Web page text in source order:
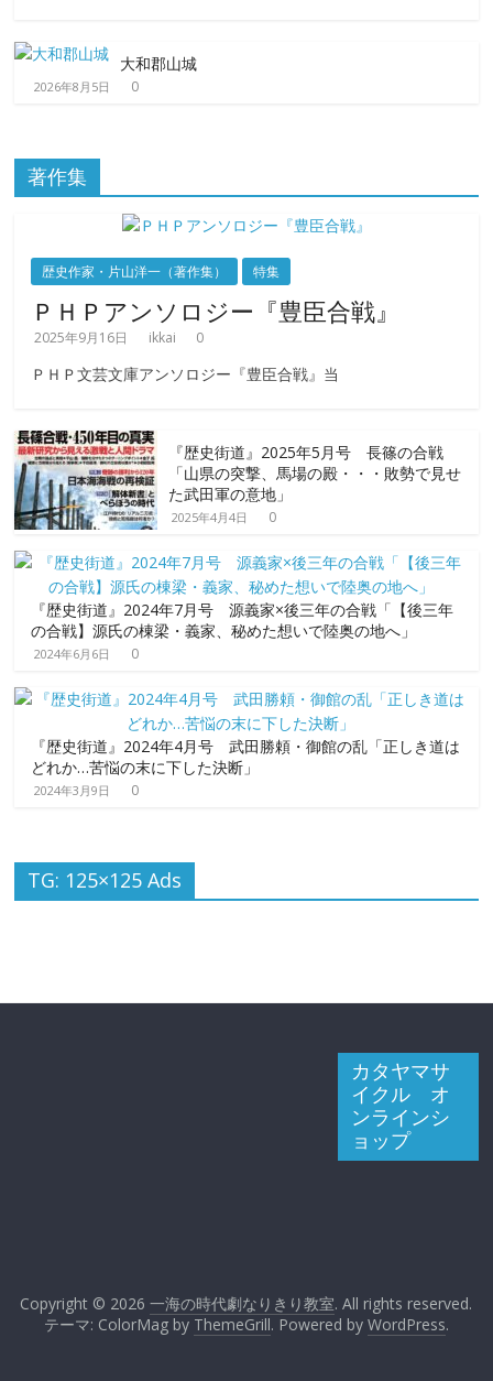
大和郡山城
2026年8月5日 0
著作集
歴史作家・片山洋一（著作集） 特集
ＰＨＰアンソロジー『豊臣合戦』
2025年9月16日 ikkai 0
ＰＨＰ文芸文庫アンソロジー『豊臣合戦』当
『歴史街道』2025年5月号 長篠の合戦
「山県の突撃、馬場の殿・・・敗勢で見せ
た武田軍の意地」
2025年4月4日 0
『歴史街道』2024年7月号 源義家×後三年の合戦「【後三年
の合戦】源氏の棟梁・義家、秘めた想いで陸奥の地へ」
2024年6月6日 0
『歴史街道』2024年4月号 武田勝頼・御館の乱「正しき道は
どれか…苦悩の末に下した決断」
2024年3月9日 0
TG: 125×125 Ads
カタヤマサ
イクル オ
ンラインシ
ョップ
Copyright © 2026一海の時代劇なりきり教室. All rights reserved.
テーマ: ColorMag by ThemeGrill. Powered by WordPress.